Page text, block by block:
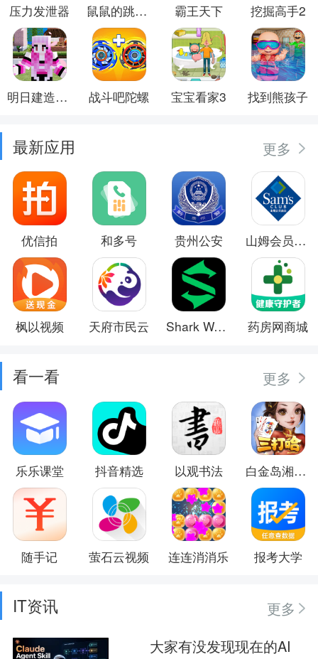
压力发泄器 鼠鼠的跳跃冒险 霸王天下 挖掘高手2
明日建造大师 战斗吧陀螺 宝宝看家3 找到熊孩子
最新应用 更多
优信拍 和多号 贵州公安 山姆会员商店
枫以视频 天府市民云 Shark Wear 药房网商城
看一看 更多
乐乐课堂 抖音精选 以观书法 白金岛湘潭三打哈
随手记 萤石云视频 连连消消乐 报考大学
IT资讯
更多
大家有没发现现在的AI